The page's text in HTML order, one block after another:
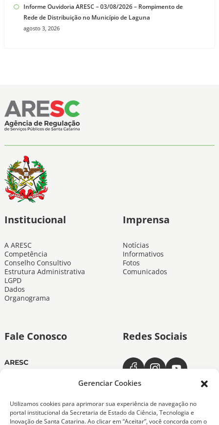
Gerenciar Cookies
Utilizamos cookies para aprimorar sua experiência de navegação no
portal institucional da Secretaria de Estado da Ciência, Tecnologia e
Inovação de Santa Catarina. Ao clicar em “Aceitar”, você concorda com o
Informe Ouvidoria ARESC – 03/08/2026 – Rompimento de
Rede de Distribuição no Município de Laguna
agosto 3, 2026
Institucional
A ARESC
Competência
Conselho Consultivo
Estrutura Administrativa
LGPD
Dados
Organograma
Imprensa
Notícias
Informativos
Fotos
Comunicados
Fale Conosco
ARESC
ARESC Ouvidoria
Dias úteis das 7h às 19h
0800-6432611
Redes Sociais